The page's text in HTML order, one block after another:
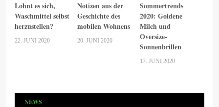
Lohnt es sich,
Waschmittel selbst
herzustellen?
22. JUNI 2020
Notizen aus der
Geschichte des
mobilen Wohnens
20. JUNI 2020
Sommertrends
2020: Goldene
Milch und
Oversize-
Sonnenbrillen
17. JUNI 2020
NEWS